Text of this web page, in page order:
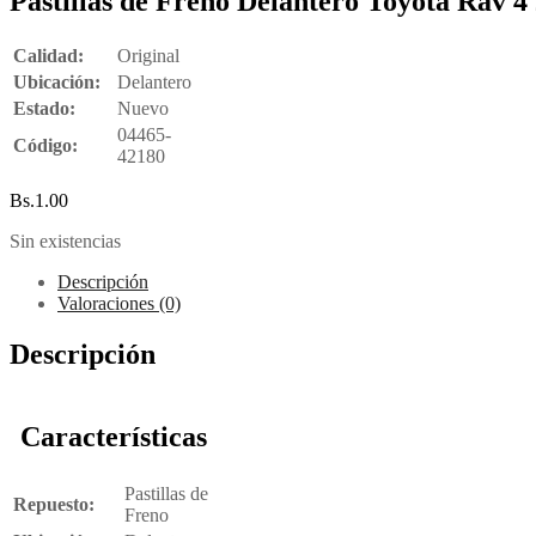
Calidad:
Original
Ubicación:
Delantero
Estado:
Nuevo
Código:
04465-
42180
Bs.1.00
Sin existencias
Descripción
Valoraciones (0)
Descripción
Características
Repuesto:
Pastillas de
Freno